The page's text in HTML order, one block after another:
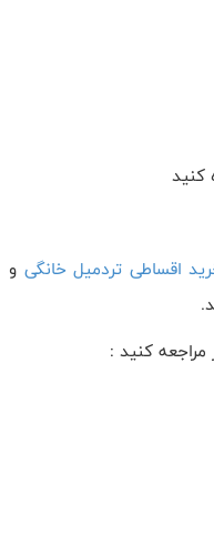
کنید
اقساطی تردمیل خانگی و
مراجعه کنید :